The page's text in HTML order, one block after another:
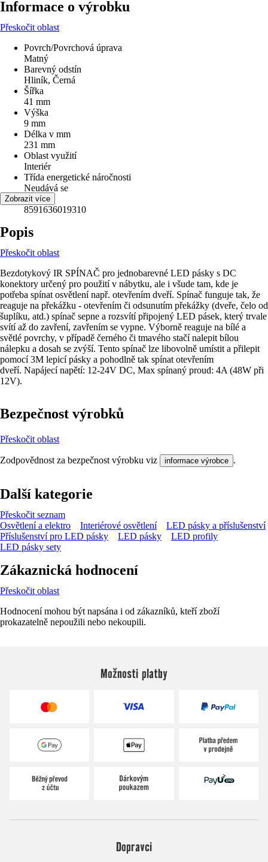
Informace o výrobku
Přeskočit oblast
Povrch/Povrchová úprava
Matný
Barevný odstín
Hliník, Černá
Šířka
41 mm
Výška
9 mm
Délka v mm
231 mm
Oblast využití
Interiér
Třída energetické náročnosti
Neudává se
EAN
8591636019310
Zobrazit více
Popis
Přeskočit oblast
Bezdotykový IR SPÍNAČ pro jednobarevné LED pásky s DC
konektory určený pro použití v nábytku, ale i všude tam, kde je
potřeba spínat osvětlení např. otevřením dveří. Spínač funguje tak, že
reaguje na překážku - otevřením či odsunutím překážky (dveře, čelo od
šuplíku, atd.) spínač sepne a rozsvítí připojený LED pásek, který trvale
svítí až do zavření, zavřením se vypne. Výborně reaguje na bílé a
světlé povrchy, v případě černého či tmavého stačí nalepit bílou
nálepku a dosah se zvýší. Tento spínač lze libovolně umístit a přilepit
pomocí 3M lepicí pásky a pohodlně tak spínat otevřením
dveří. Napájecí napětí: 12-24V DC, Max spínaný proud: 4A (48W při
12V).
Bezpečnost výrobků
Přeskočit oblast
Zodpovědnost za bezpečnost výrobku viz informace výrobce .
Další kategorie
Přeskočit seznam
Osvětlení a elektro
Interiérové osvětlení
LED pásky a příslušenství
Příslušenství pro LED pásky
LED pásky
LED profily
LED pásky sety
Zákaznická hodnocení
Přeskočit oblast
Hodnocení mohou být napsána i od zákazníků, kteří zboží
prokazatelně nepoužili nebo nekoupili.
Možnosti platby
Dopravci